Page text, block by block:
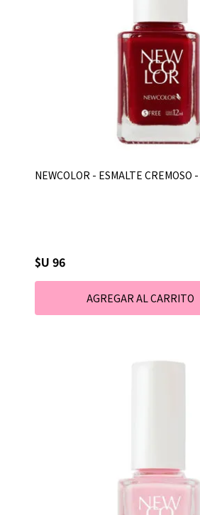
NEWCOLOR - ESMALTE CREMOSO
$U 96